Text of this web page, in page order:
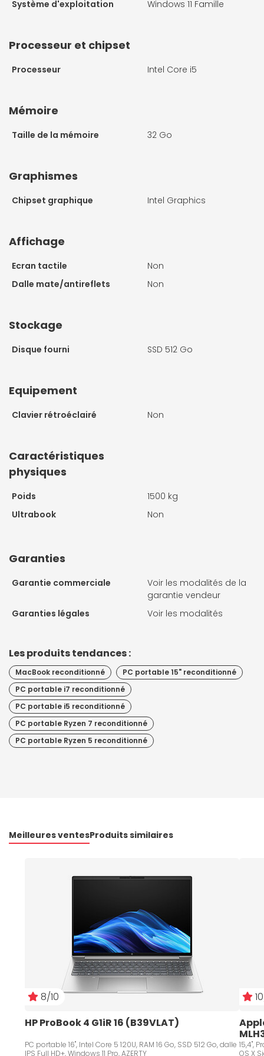
Système d'exploitation Windows 11 Famille
Processeur et chipset
Processeur Intel Core i5
Mémoire
Taille de la mémoire 32 Go
Graphismes
Chipset graphique Intel Graphics
Affichage
Ecran tactile
Non
Dalle mate/antireflets
Non
Stockage
Disque fourni SSD 512 Go
Equipement
Clavier rétroéclairé Non
Caractéristiques
physiques
Poids
1500 kg
Ultrabook
Non
Garanties
Garantie commerciale
Voir les modalités de la
garantie vendeur
Garanties légales
Voir les modalités
Les produits tendances :
MacBook reconditionné
PC portable 15" reconditionné
PC portable i7 reconditionné
PC portable i5 reconditionné
PC portable Ryzen 7 reconditionné
PC portable Ryzen 5 reconditionné
Meilleures ventesProduits similaires
8/10
HP ProBook 4 G1iR 16 (B39VLAT)
PC portable 16", Intel Core 5 120U, RAM 16 Go, SSD 512 Go, dalle
IPS Full HD+, Windows 11 Pro, AZERTY
15,4", Processeur Intel® Core™ i7 (2,60 GHz), 16 Go, 256 Go, Mac
OS X